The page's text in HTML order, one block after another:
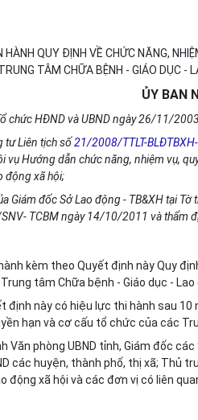
HÀNH QUY ĐỊNH VỀ CHỨC NĂNG,
TÂM CHỮA BỆNH - GIÁO DỤC -
ỦY BAN
chức HĐND và UBND ngày 26/11/
tư Liên tịch số21/2008/TTLT-
vụ Hướng dẫn chức năng, nhiệm vụ,
động xã hội;
Giám đốc Sở Lao động - TB&XH tại
TCBM ngày 14/10/2011 và thẩm
kèm theo Quyết định này Quy
tâm Chữa bệnh - Giáo dục -
định này có hiệu lực thi hành sau
hạn và cơ cấu tổ chức của các
Văn phòng UBND tỉnh, Giám đốc
các huyện, thành phố, thị xã; Thủ
động xã hội và các đơn vị có liên